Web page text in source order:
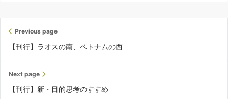
Previous page
【刊行】ラオスの南、ベトナムの西
Next page
【刊行】新・目的思考のすすめ